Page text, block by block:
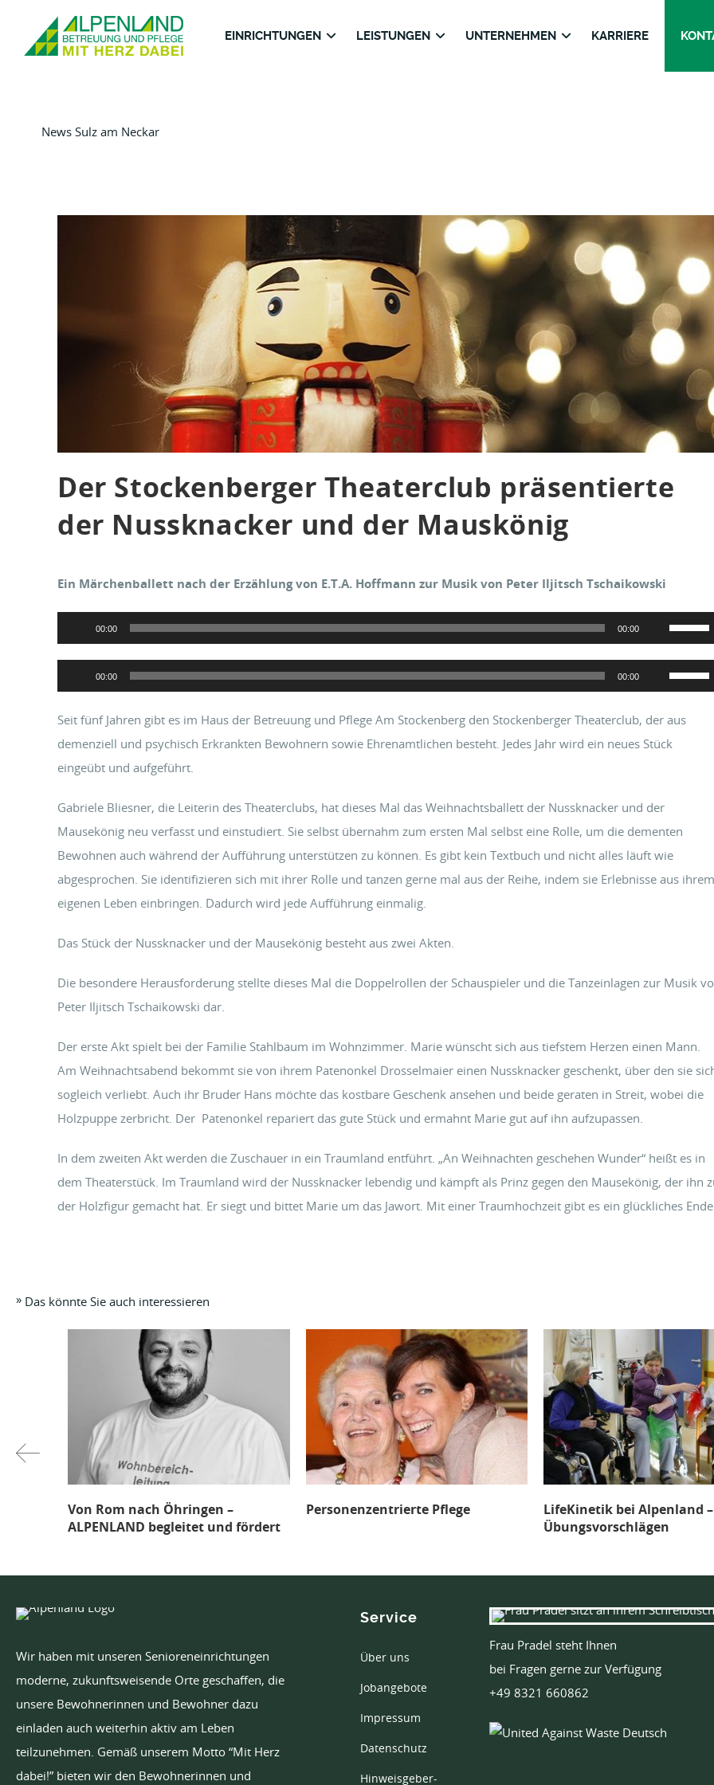
EINRICHTUNGEN LEISTUNGEN UNTERNEHMEN KARRIERE
News Sulz am Neckar
Der Stockenberger Theaterclub präsentierte
der Nussknacker und der Mauskönig
Ein Märchenballett nach der Erzählung von E.T.A. Hoffmann zur Musik von Peter Iljitsch Tschaikowski
Player
00:00 00:00
Hoch/
zu
Player
00:00 00:00
Hoch/
Seit fünf Jahren gibt es im Haus der Betreuung und Pflege Am Stockenberg den Stockenberger Theaterclub, der aus
demenziell und psychisch Erkrankten Bewohnern sowie Ehrenamtlichen besteht. Jedes Jahr wird ein neues Stück
eingeübt und aufgeführt.
Gabriele Bliesner, die Leiterin des Theaterclubs, hat dieses Mal das Weihnachtsballett der Nussknacker und der
Mausekönig neu verfasst und einstudiert. Sie selbst übernahm zum ersten Mal selbst eine Rolle, um die dementen
Bewohnen auch während der Aufführung unterstützen zu können. Es gibt kein Textbuch und nicht alles läuft wie
abgesprochen. Sie identifizieren sich mit ihrer Rolle und tanzen gerne mal aus der Reihe, indem sie Erlebnisse aus ihrem
eigenen Leben einbringen. Dadurch wird jede Aufführung einmalig.
Das Stück der Nussknacker und der Mausekönig besteht aus zwei Akten.
Die besondere Herausforderung stellte dieses Mal die Doppelrollen der Schauspieler und die Tanzeinlagen zur Musik
Peter Iljitsch Tschaikowski dar.
Der erste Akt spielt bei der Familie Stahlbaum im Wohnzimmer. Marie wünscht sich aus tiefstem Herzen einen Mann.
Am Weihnachtsabend bekommt sie von ihrem Patenonkel Drosselmaier einen Nussknacker geschenkt, über den sie
sogleich verliebt. Auch ihr Bruder Hans möchte das kostbare Geschenk ansehen und beide geraten in Streit, wobei die
Holzpuppe zerbricht. Der Patenonkel repariert das gute Stück und ermahnt Marie gut auf ihn aufzupassen.
In dem zweiten Akt werden die Zuschauer in ein Traumland entführt. „An Weihnachten geschehen Wunder“ heißt es in
dem Theaterstück. Im Traumland wird der Nussknacker lebendig und kämpft als Prinz gegen den Mausekönig, der ihn
der Holzfigur gemacht hat. Er siegt und bittet Marie um das Jawort. Mit einer Traumhochzeit gibt es ein glückliches
» Das könnte Sie auch interessieren
Rom nach Öhringen –
begleitet und fördert
Personenzentrierte Pflege
LifeKinetik bei Alpenland – mit
Übungsvorschlägen
Wir haben mit unseren Senioreneinrichtungen
moderne, zukunftsweisende Orte geschaffen, die
unsere Bewohnerinnen und Bewohner dazu
einladen auch weiterhin aktiv am Leben
teilzunehmen. Gemäß unserem Motto “Mit Herz
dabei!” bieten wir den Bewohnerinnen und
Service
Über uns
Jobangebote
Impressum
Datenschutz
Hinweisgeber-
Frau Pradel steht Ihnen
bei Fragen gerne zur Verfügung
+49 8321 660862